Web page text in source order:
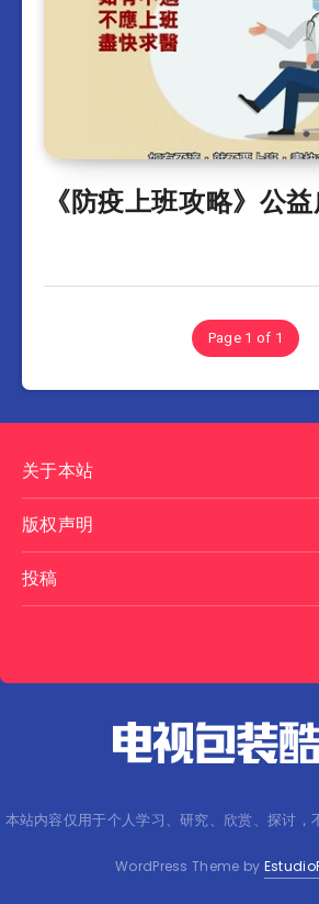
《防疫上班攻略》公
Page 1 of 1
关于本站
版权声明
投稿
本站内容仅用于个人学习、研究、欣赏、探讨，
WordPress Theme by